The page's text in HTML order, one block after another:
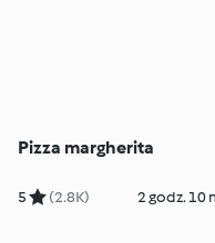
Pizza margherita
5 (2.8K) 2 godz. 10